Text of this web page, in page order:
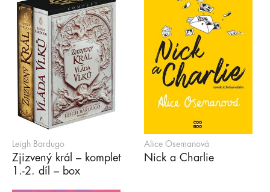
Leigh Bardugo
Zjizvený král – komplet
1.-2. díl – box
Alice Osemanová
Nick a Charlie